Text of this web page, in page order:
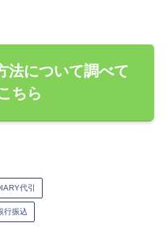
法について調べて
ちら
代引
行振込